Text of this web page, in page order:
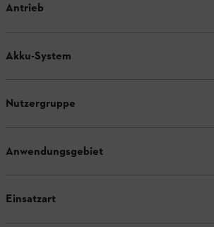
Antrieb
Akku-System
Nutzergruppe
Anwendungsgebiet
Einsatzart